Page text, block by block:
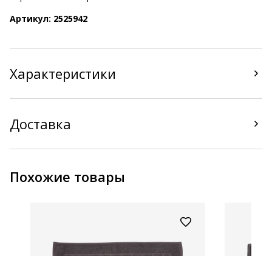
Артикул: 2525942
Характеристики
Доставка
Похожие товары